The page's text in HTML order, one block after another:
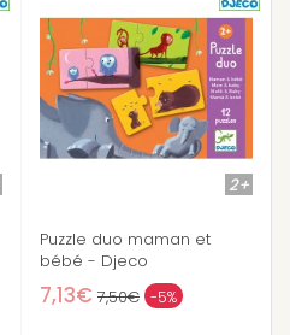
2+
Puzzle duo maman et
bébé - Djeco
7,13€ 7,50€ -5%